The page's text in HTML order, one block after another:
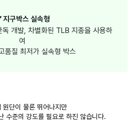
구박스 실속형
독 개발, 차별화된 TLB 지종을 사용하
여
품질 최저가 실속형 박스
원단이 물론 뛰어나지만
수준의 강도를 필요로 하진 않습니다.